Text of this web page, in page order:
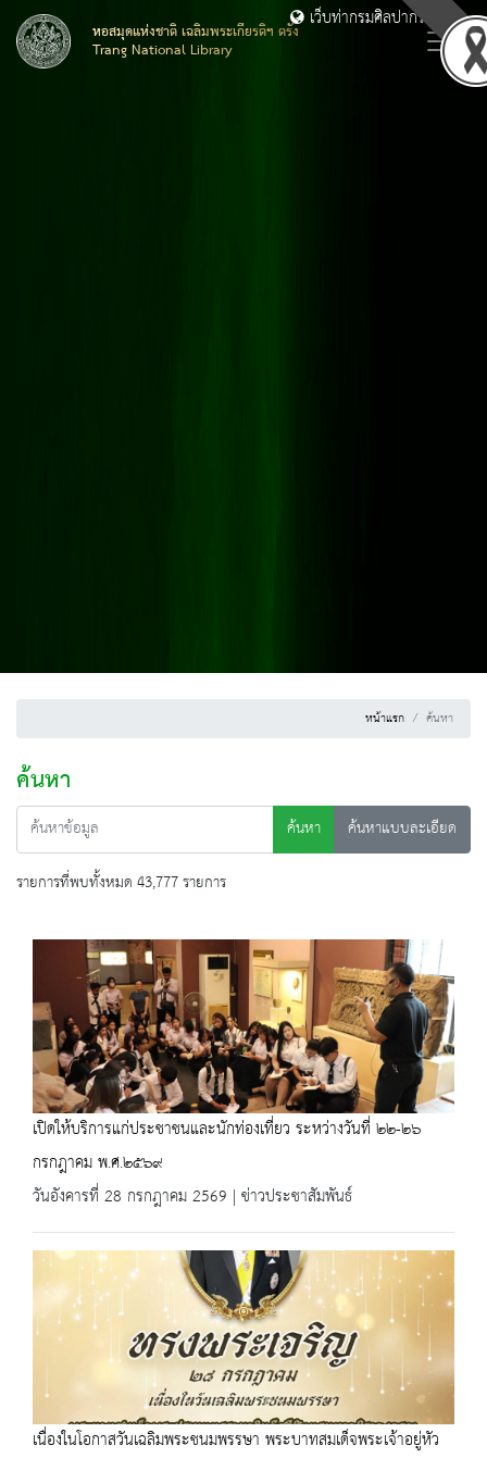
หอสมุดแห่งชาติ เฉลิมพระเกียรติฯ ตรัง
Trang National Library
เว็บท่ากรมศิลปากร
หน้าแรก ค้นหา
ค้นหา
ค้นหา
ค้นหาแบบละเอียด
รายการที่พบทั้งหมด 43,777 รายการ
เปิดให้บริการแก่ประชาชนและนักท่องเที่ยว ระหว่างวันที่ ๒๒-๒๖
กรกฎาคม พ.ศ.๒๕๖๙
วันอังคารที่ 28 กรกฎาคม 2569 | ข่าวประชาสัมพันธ์
เนื่องในโอกาสวันเฉลิมพระชนมพรรษา พระบาทสมเด็จพระเจ้าอยู่หัว